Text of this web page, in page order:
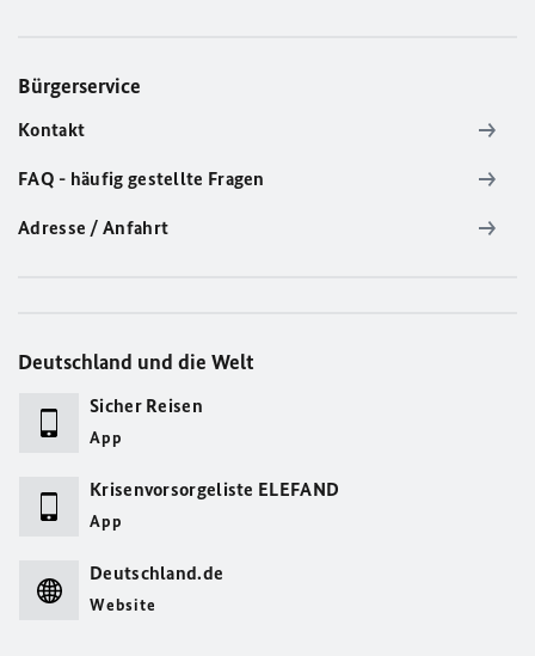
Bürgerservice
Kontakt
FAQ - häufig gestellte Fragen
Adresse / Anfahrt
Deutschland und die Welt
Sicher Reisen
App
Krisenvorsorgeliste ELEFAND
App
Deutschland.de
Website